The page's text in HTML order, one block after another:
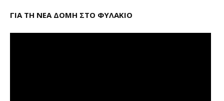
ΓΙΑ ΤΗ ΝΕΑ ΔΟΜΗ ΣΤΟ ΦΥΛΑΚΙΟ